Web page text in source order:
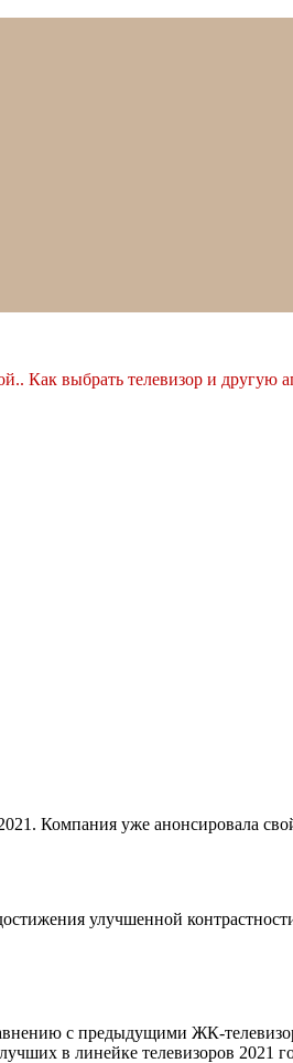
Как выбрать телевизор и другую
Компания уже анонсировала
улучшенной
с предыдущими ЖК-
в линейке телевизоров 2021